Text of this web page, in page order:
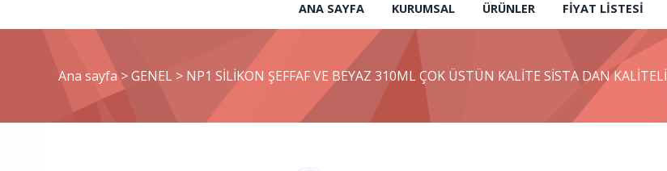
ANA SAYFA KURUMSAL ÜRÜNLER FIYAT LISTESI
Ana sayfa >GENEL > NP1 SİLİKON ŞEFFAF VE BEYAZ 310ML ÇOK ÜSTÜN KALİTE SİSTA DAN KALİTELİ